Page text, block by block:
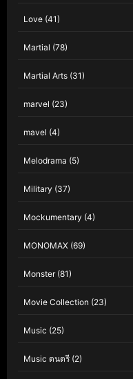
Love (41)
Martial (78)
Martial Arts (31)
marvel (23)
mavel (4)
Melodrama (5)
Military (37)
Mockumentary (4)
MONOMAX (69)
Monster(81)
Movie Collection (23)
Music (25)
Music ดนตรี (2)